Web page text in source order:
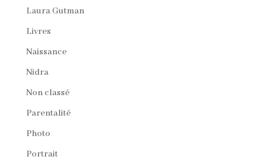
Laura Gutman
Livres
Naissance
Nidra
Non classé
Parentalité
Photo
Portrait